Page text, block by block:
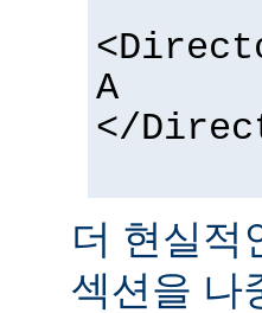
A
</
더 현실적
섹션을 나